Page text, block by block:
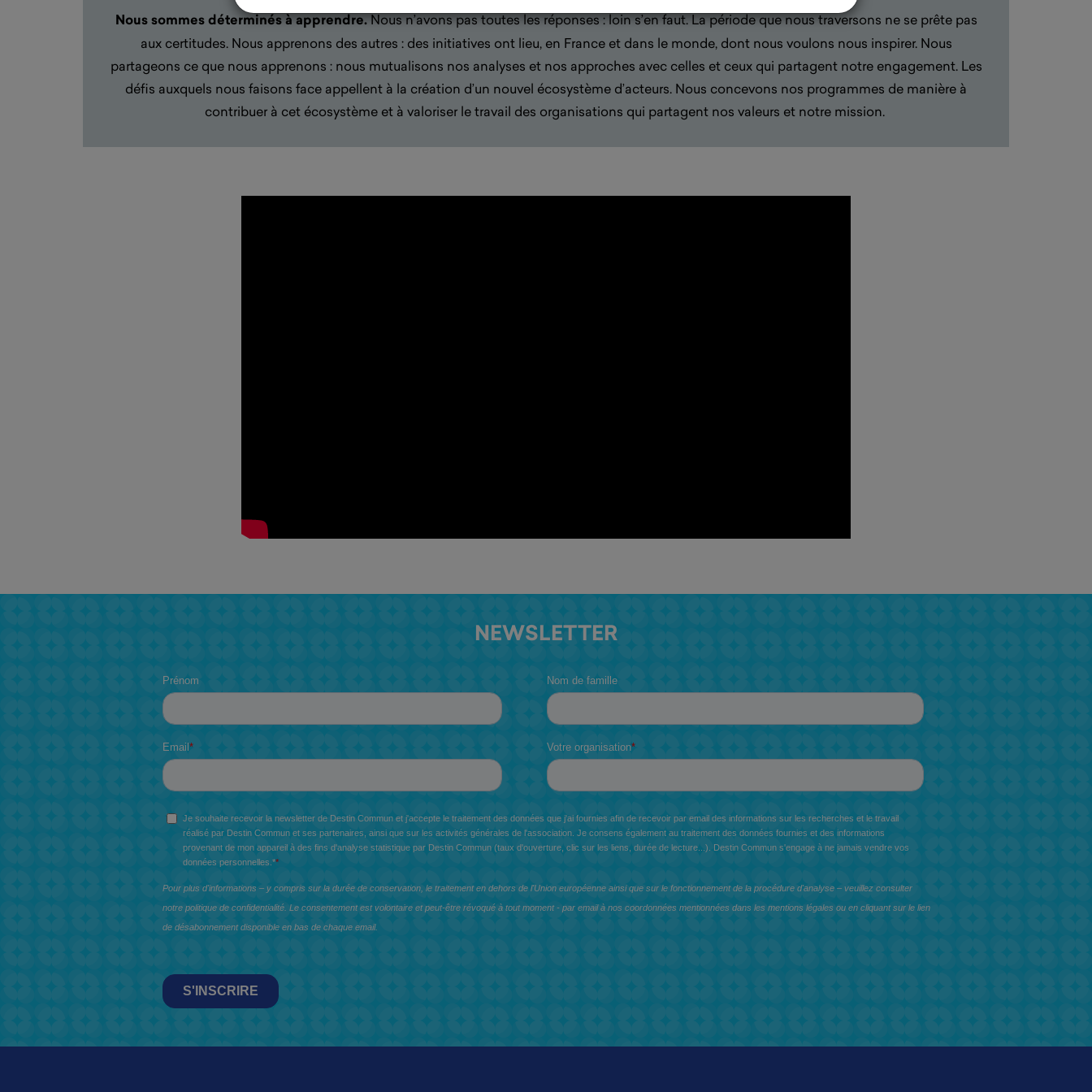
Nous sommes déterminés àapprendre.Nous n’avons pas toutes les réponses : loin s’en faut. La période que nous traversons ne se prête pas
aux certitudes. Nous apprenons des autres : des initiatives ont lieu, en France et dans le monde, dont nous voulons nous inspirer. Nous
partageons ce que nous apprenons : nous mutualisons nos analyses et nos approches avec celles et ceux qui partagent notre engagement. Les
défis auxquels nous faisons face appellent à la création d’un nouvel écosystème d’acteurs. Nous concevons nos programmes de manière à
contribuer à cet écosystème et à valoriser le travail des organisations qui partagent nos valeurs et notre mission.
NEWSLETTER